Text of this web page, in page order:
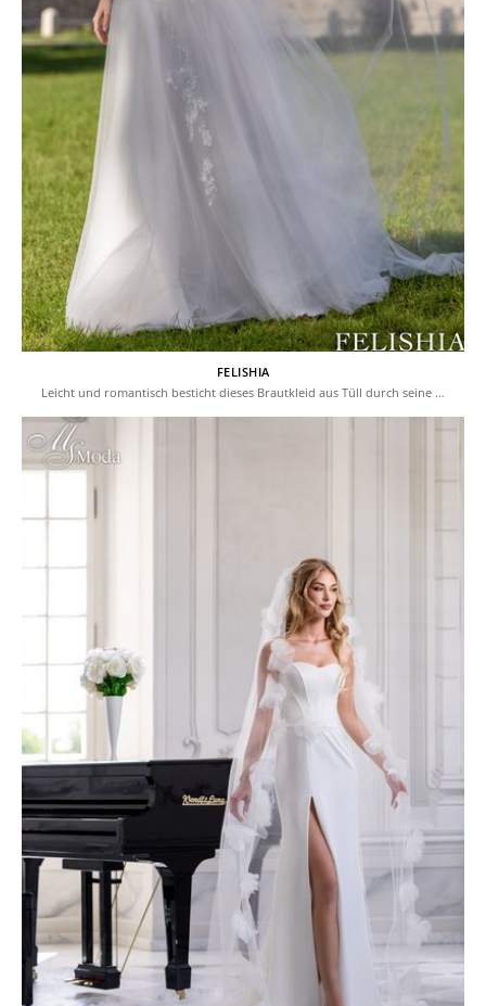
FELISHIA
Leicht und romantisch besticht dieses Brautkleid aus Tüll durch seine …